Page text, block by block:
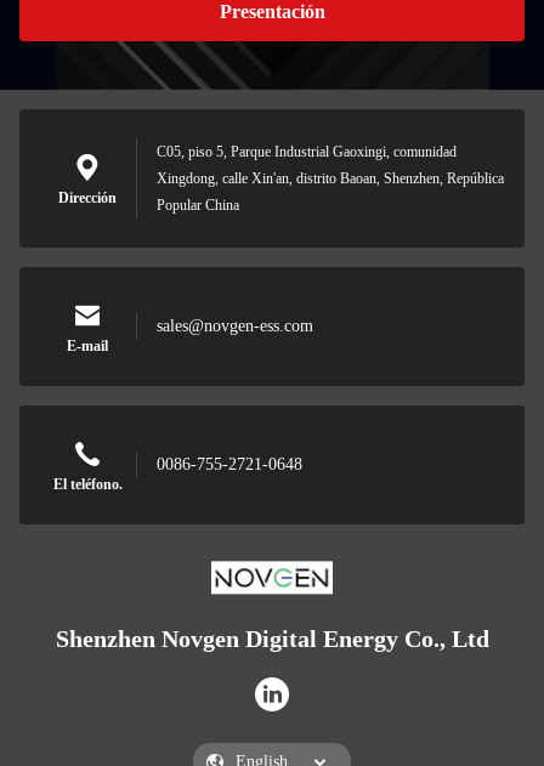
Presentación
Dirección
C05, piso 5, Parque Industrial Gaoxingi, comunidad
Xingdong, calle Xin'an, distrito Baoan, Shenzhen, República
Popular China
E-mail
sales@novgen-ess.com
El teléfono.
0086-755-2721-0648
Shenzhen Novgen Digital Energy Co., Ltd